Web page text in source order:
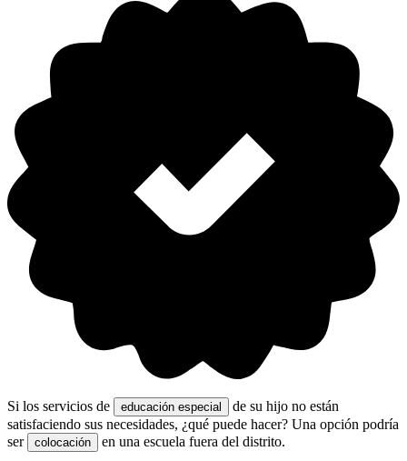
Si los servicios de educación especial
de su hijo no están
satisfaciendo sus necesidades, ¿qué puede hacer? Una opción podría
ser
colocación en una escuela fuera del distrito.